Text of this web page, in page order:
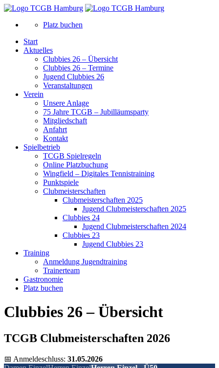
Platz buchen
Start
Aktuelles
Clubbies 26 – Übersicht
Clubbies 26 – Termine
Jugend Clubbies 26
Veranstaltungen
Verein
Unsere Anlage
75 Jahre TCGB – Jubilläumsparty
Mitgliedschaft
Anfahrt
Kontakt
Spielbetrieb
TCGB Spielregeln
Online Platzbuchung
Wingfield – Digitales Tennistraining
Punktspiele
Clubmeisterschaften
Clubmeisterschaften 2025
Jugend Clubmeisterschaften 2025
Clubbies 24
Jugend Clubmeisterschaften 2024
Clubbies 23
Jugend Clubbies 23
Training
Anmeldung Jugendtraining
Trainerteam
Gastronomie
Platz buchen
Clubbies 26 – Übersicht
TCGB Clubmeisterschaften 2026
📅 Anmeldeschluss: 31.05.2026